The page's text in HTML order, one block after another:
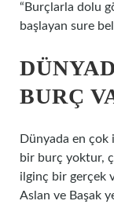
“Burçlarla dolu
başlayan sure
BURÇ
Dünyada en çok
bir burç yoktur,
ilginç bir gerçek
Aslan ve Başak